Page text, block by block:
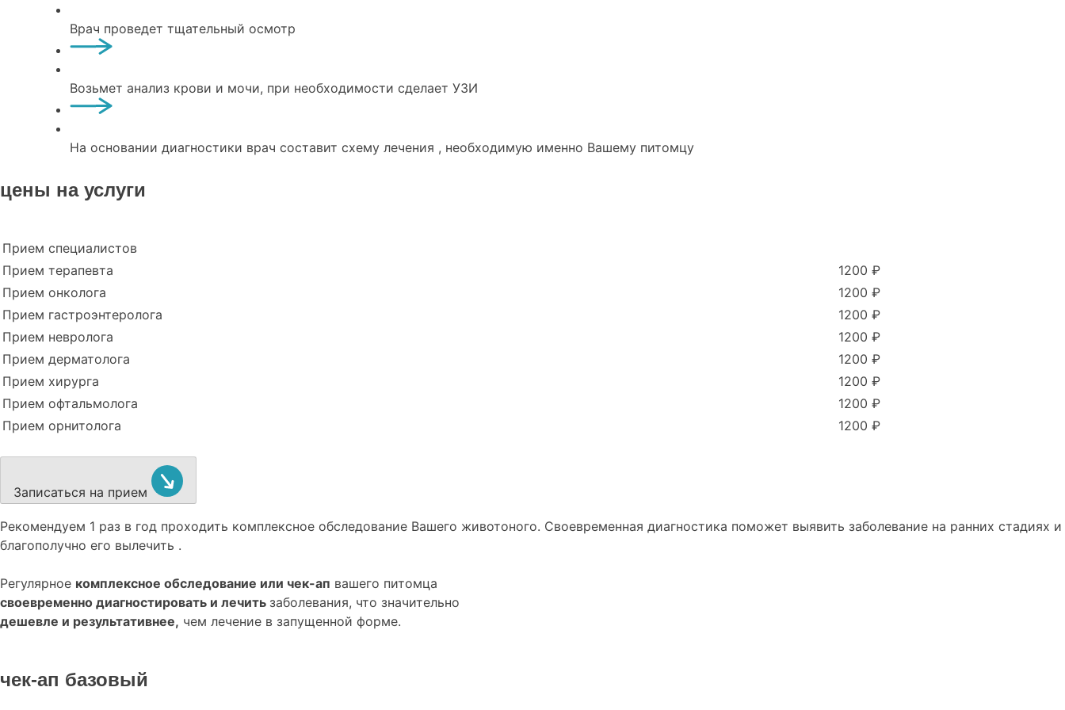
Врач проведет тщательный осмотр
Возьмет анализ крови и мочи, при необходимости сделает УЗИ
На основании диагностики врач составит схему лечения , необходимую именно Вашему питомцу
цены на услуги
Прием специалистов
Прием терапевта
1200 ₽
Прием онколога
1200 ₽
Прием гастроэнтеролога
1200 ₽
Прием невролога
1200 ₽
Прием дерматолога
1200 ₽
Прием хирурга
1200 ₽
Прием офтальмолога
1200 ₽
Прием орнитолога
1200 ₽
Записаться на прием
Рекомендуем 1 раз в год проходить комплексное обследование Вашего животоного. Своевременная диагностика поможет выявить заболевание на ранних стадиях и
благополучно его вылечить .
Регулярное комплексное обследование или чек-ап вашего питомца
своевременно диагностировать и лечить заболевания, что значительно
дешевле и результативнее, чем лечение в запущенной форме.
чек-ап базовый